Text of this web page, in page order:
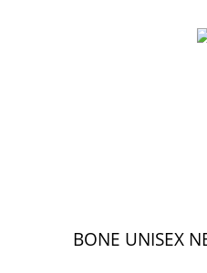
BONE UNISEX